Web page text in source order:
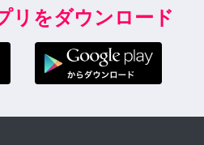
リをダウンロード